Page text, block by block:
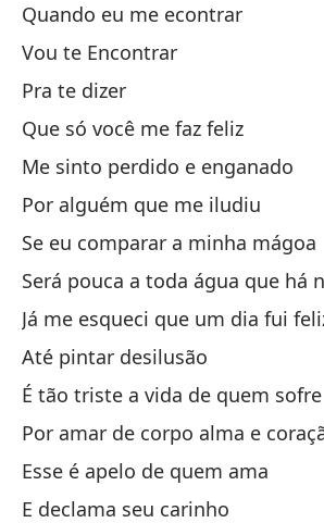
Quando eu me econtrar
Vou te Encontrar
Pra te dizer
Que só você me faz feliz
Me sinto perdido e enganado
Por alguém que me iludiu
Se eu comparar a minha mágoa
Será pouca a toda água que há
Já me esqueci que um dia fui
Até pintar desilusão
É tão triste a vida de quem sofre
Por amar de corpo alma e
Esse é apelo de quem ama
E declama seu carinho